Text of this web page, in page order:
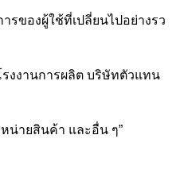
รของผู้ใช้ที่เปลี่ยนไปอย่างรว
งงานการผลิต บริษัทตัวแทน
น่ายสินค้า และอื่น ๆ”